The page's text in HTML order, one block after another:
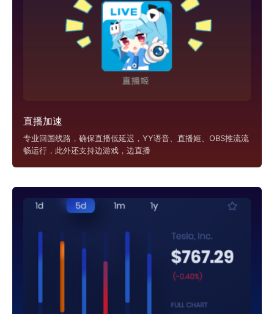
直播加速
专业回国线路，确保直播低延迟，YY语音、直播姬、OBS推流流
畅运行，此外还支持边游戏，边直播